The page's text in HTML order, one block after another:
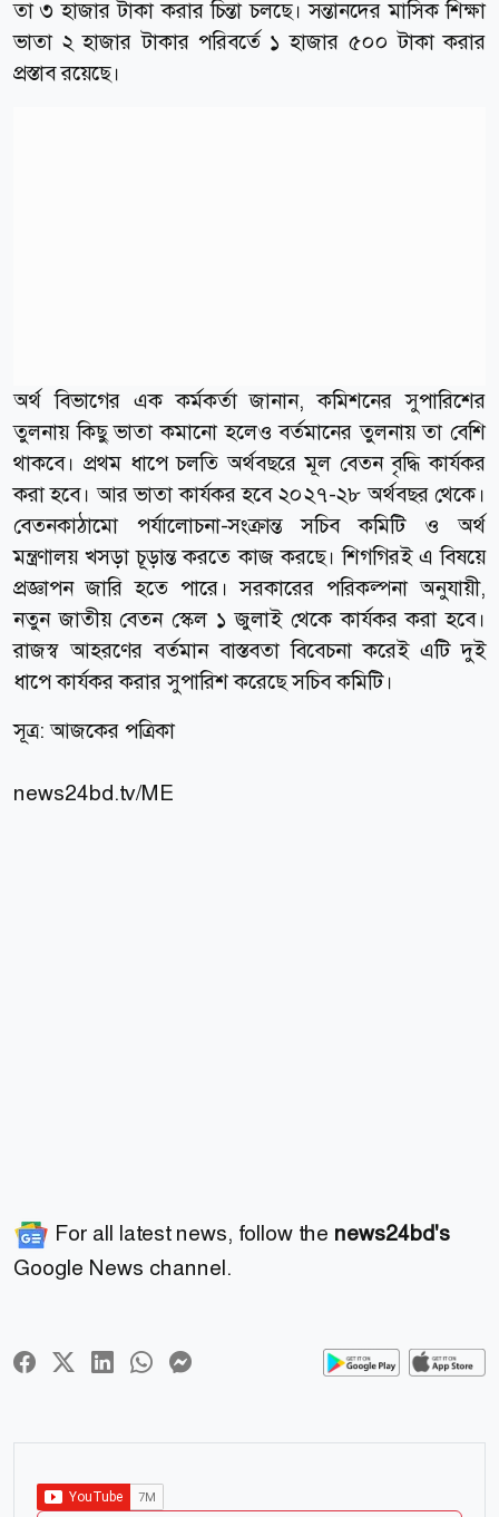
তা ৩ হাজার টাকা করার চিন্তা চলছে। সন্তানদের মাসিক শিক্ষা
ভাতা ২ হাজার টাকার পরিবর্তে ১ হাজার ৫০০ টাকা করার
প্রস্তাব রয়েছে।
অর্থ বিভাগের এক কর্মকর্তা জানান, কমিশনের সুপারিশের
তুলনায় কিছু ভাতা কমানো হলেও বর্তমানের তুলনায় তা বেশি
থাকবে। প্রথম ধাপে চলতি অর্থবছরে মূল বেতন বৃদ্ধি কার্যকর
করা হবে। আর ভাতা কার্যকর হবে ২০২৭-২৮ অর্থবছর থেকে।
বেতনকাঠামো পর্যালোচনা-সংক্রান্ত সচিব কমিটি ও অর্থ
মন্ত্রণালয় খসড়া চূড়ান্ত করতে কাজ করছে। শিগগিরই এ বিষয়ে
প্রজ্ঞাপন জারি হতে পারে। সরকারের পরিকল্পনা অনুযায়ী,
নতুন জাতীয় বেতন স্কেল ১ জুলাই থেকে কার্যকর করা হবে।
রাজস্ব আহরণের বর্তমান বাস্তবতা বিবেচনা করেই এটি দুই
ধাপে কার্যকর করার সুপারিশ করেছে সচিব কমিটি।
সূত্র: আজকের পত্রিকা
news24bd.tv/ME
For all latest news, follow the news24bd's
Google News channel.